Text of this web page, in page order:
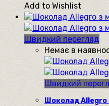
Add to Wishlist
Швидкий перегляд
Немає в
Швидкий
Шоколад Allegro